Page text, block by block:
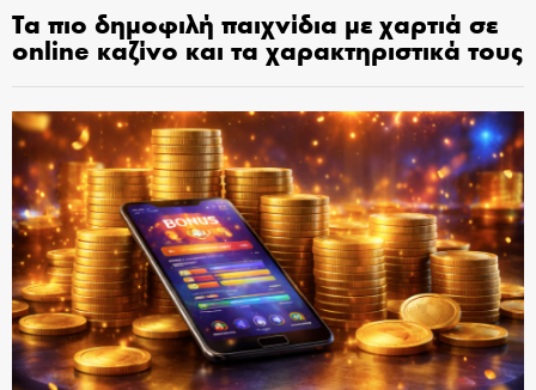
Τα πιο δημοφιλή παιχνίδια με χαρτιά σε
online καζίνο και τα χαρακτηριστικά τους